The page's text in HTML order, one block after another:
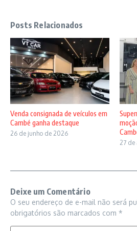
Posts Relacionados
Venda consignada de veículos em
Cambé ganha destaque
26 de junho de 2026
27
Deixe um Comentário
O seu endereço de e-mail não será
obrigatórios são marcados com *